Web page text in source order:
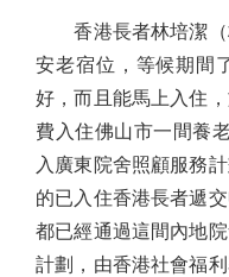
香港長者林培潔（
安老宿位，等候期間
好，而且能馬上入住
費入住佛山市一間養
入廣東院舍照顧服務
的已入住香港長者遞
都已經通過這間內地
計劃，由香港社會福